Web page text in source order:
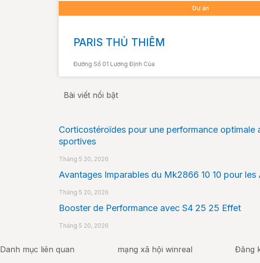
Dự án
PARIS THỦ THIÊM
Đường Số 01 Lương Định Của
Bài viết nổi bật
Corticostéroïdes pour une performance optimale
sportives
Tháng 5 20, 2026
Avantages Imparables du Mk2866 10 10 pour les
Tháng 5 20, 2026
Booster de Performance avec S4 25 25 Effet
Tháng 5 20, 2026
Danh mục liên quan
mạng xã hội winreal
Đăng